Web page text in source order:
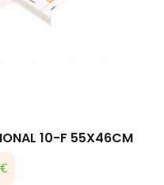
10-F 55X46CM